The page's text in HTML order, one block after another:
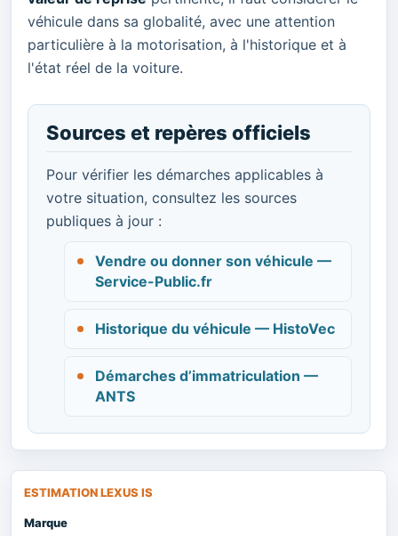
véhicule dans sa globalité, avec une attention
particulière à la motorisation, à l'historique et à
l'état réel de la voiture.
Sources et repères officiels
Pour vérifier les démarches applicables à
votre situation, consultez les sources
publiques à jour :
Vendre ou donner son véhicule —
Service-Public.fr
Historique du véhicule — HistoVec
Démarches d’immatriculation —
ANTS
ESTIMATION LEXUS IS
Marque